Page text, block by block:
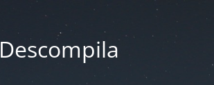
Descompila